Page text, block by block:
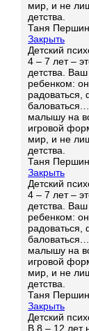
мир, и не
детства.
Таня
Закрыть
Детский
4 – 7 лет –
детства.
ребенком: он
радоваться,
малышу на
игровой
мир, и не
детства.
Таня
Закрыть
Детский
4 – 7 лет –
детства.
ребенком: он
радоваться,
малышу на
игровой
мир, и не
детства.
Таня
Закрыть
Детский
В 8 – 12 лет